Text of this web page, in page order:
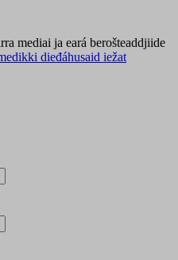
mediai ja eará berošteaddjiide
dieđáhusaid iežat